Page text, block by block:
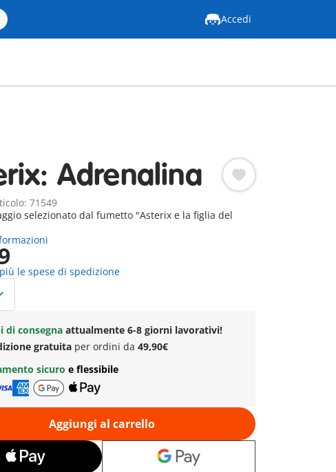
Accedi
Adrenalina
71549
selezionato dal fumetto "Asterix e la figlia del
più le spese di spedizione
di consegnaattualmente 6-8 giorni lavorativi!
gratuita per ordini da 49,90€
sicuro e flessibile
Aggiungi al carrello